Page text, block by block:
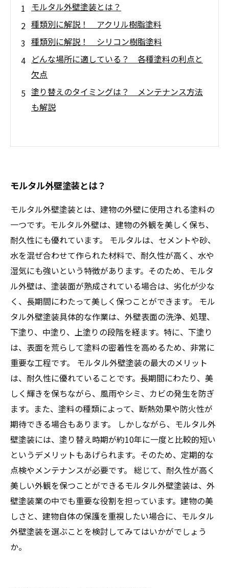
モルタル外壁塗装とは？
種類別に解説！ アクリル樹脂塗料
種類別に解説！ シリコン樹脂塗料
どんな場所に適している？ 各種塗料の利点と
欠点
塗り替えのタイミングは？ メンテナンス方法
も解説
モルタル外壁塗装とは？
モルタル外壁塗装とは、建物の外壁に使用される塗料の
一つです。モルタル外壁は、建物の外観を美しく保ち、
耐久性にも優れています。 モルタルは、セメントや砂、
水を混ぜ合わせて作られた材料で、耐久性が高く、水や
湿気にも強いという特徴があります。そのため、モルタ
ル外壁は、塗装面が熟成されている場合は、劣化が少な
く、長期間にわたって美しく保つことができます。 モル
タル外壁塗装具体的な作業は、外壁表面の洗浄、処理、
下塗り、中塗り、上塗りの段階を経ます。特に、下塗り
は、表面を荒らして塗料の密着性を高めるため、非常に
重要な工程です。 モルタル外壁塗装の最大のメリット
は、耐久性に優れていることです。長期間にわたり、美
しく輝きを保ちながら、風雨やシミ、カビの発生を防ぎ
ます。また、塗料の種類によって、断熱効果や防火性が
期待できる場合もあります。 しかしながら、モルタル外
壁塗装には、塗り替え時期が約10年に一度と比較的短い
というデメリットもあげられます。そのため、定期的な
点検やメンテナンスが必要です。 総じて、耐久性が高く
美しい外観を保つことができるモルタル外壁塗装は、外
壁塗装業の中でも重要な役割を担っています。建物の美
しさと、建物自体の保護を重視したい場合に、モルタル
外壁塗装を選ぶことを検討してみてはいかがでしょう
か。